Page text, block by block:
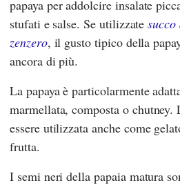
papaya per addolcire insalate
stufati e salse. Se utilizzate
zenzero, il gusto tipico della
ancora di più.
La papaya è particolarmente
marmellata, composta o chutney.
essere utilizzata anche come
frutta.
I semi neri della papaia matura